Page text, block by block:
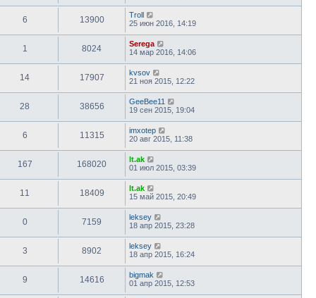
6 13900
Troll
25 июн 2016, 14:19
1 8024
Serega
14 мар 2016, 14:06
14 17907
kvsov
21 ноя 2015, 12:22
28 38656
GeeBee11
19 сен 2015, 19:04
6 11315
imxotep
20 авг 2015, 11:38
167 168020
lt.ak
01 июл 2015, 03:39
11 18409
lt.ak
15 май 2015, 20:49
0 7159
leksey
18 апр 2015, 23:28
3 8902
leksey
18 апр 2015, 16:24
9 14616
bigmak
01 апр 2015, 12:53